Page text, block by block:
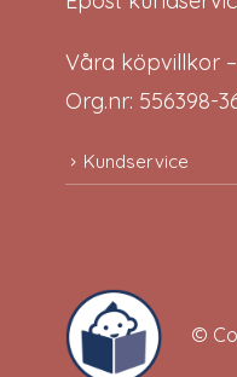
Våra köpvillkor
Org.nr: 556398-
Kundservice
©